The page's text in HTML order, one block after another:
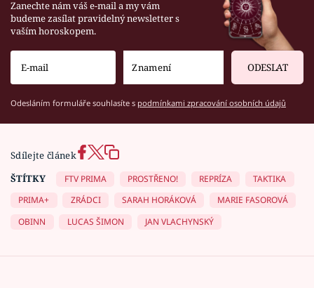
Zanechte nám váš e-mail a my vám
budeme zasílat pravidelný newsletter s
vaším horoskopem.
ODESLAT
Odesláním formuláře souhlasíte s podmínkami zpracování osobních údajů
Sdílejte článek
ŠTÍTKY
FTV PRIMA PROSTŘENO! REPRÍZA
TAKTIKA
PRIMA+
ZRÁDCI SARAH HORÁKOVÁ
MARIE FASOROVÁ
OBINN
LUCAS ŠIMON JAN VLACHYNSKÝ